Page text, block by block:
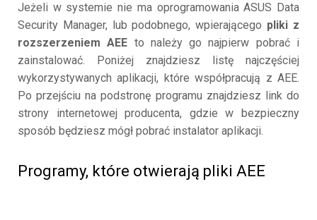
Jeżeli w systemie nie ma oprogramowania ASUS Data
Security Manager, lub podobnego, wpierającego pliki z
rozszerzeniem AEE to należy go najpierw pobrać i
zainstalować. Poniżej znajdziesz listę najczęściej
wykorzystywanych aplikacji, które współpracują z AEE.
Po przejściu na podstronę programu znajdziesz link do
strony internetowej producenta, gdzie w bezpieczny
sposób będziesz mógł pobrać instalator aplikacji.
Programy, które otwierają pliki AEE